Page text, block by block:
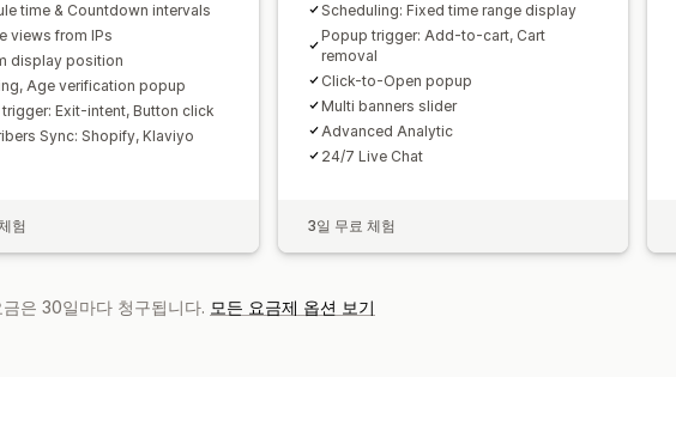
time & Countdown intervals
views from IPs
display position
Age verification popup
Exit-intent, Button click
Sync: Shopify, Klaviyo
험
Scheduling: Fixed time range display
Popup trigger: Add-to-cart, Cart
removal
Click-to-Open popup
Multi banners slider
Advanced Analytic
24/7 Live Chat
3일 무료 체험
은 30일마다 청구됩니다. 모든 요금제 옵션 보기